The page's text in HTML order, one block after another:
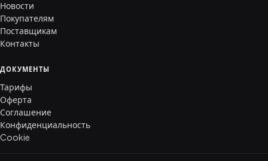
Новости
Покупателям
Поставщикам
Контакты
ДОКУМЕНТЫ
Тарифы
Оферта
Соглашение
Конфиденциальность
Cookie